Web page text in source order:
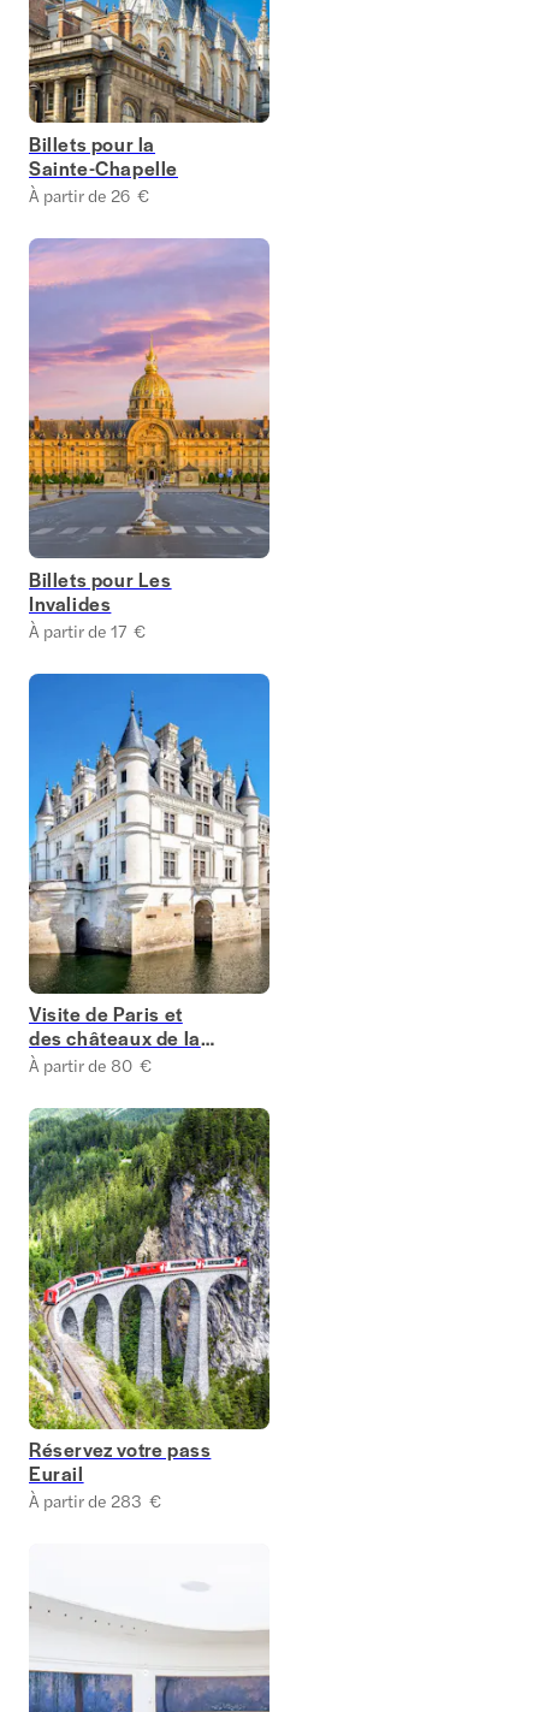
Billets pour la
Sainte-Chapelle
À partir de 26 €
Billets pour Les
Invalides
À partir de 17 €
Visite de Paris et
des châteaux de la
Loire
À partir de 80 €
Réservez votre pass
Eurail
À partir de 283 €